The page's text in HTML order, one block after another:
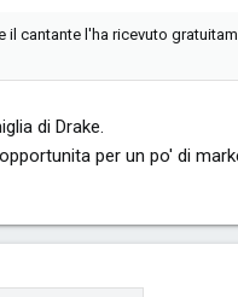
cantante l'ha ricevuto
di Drake.
per un po' di